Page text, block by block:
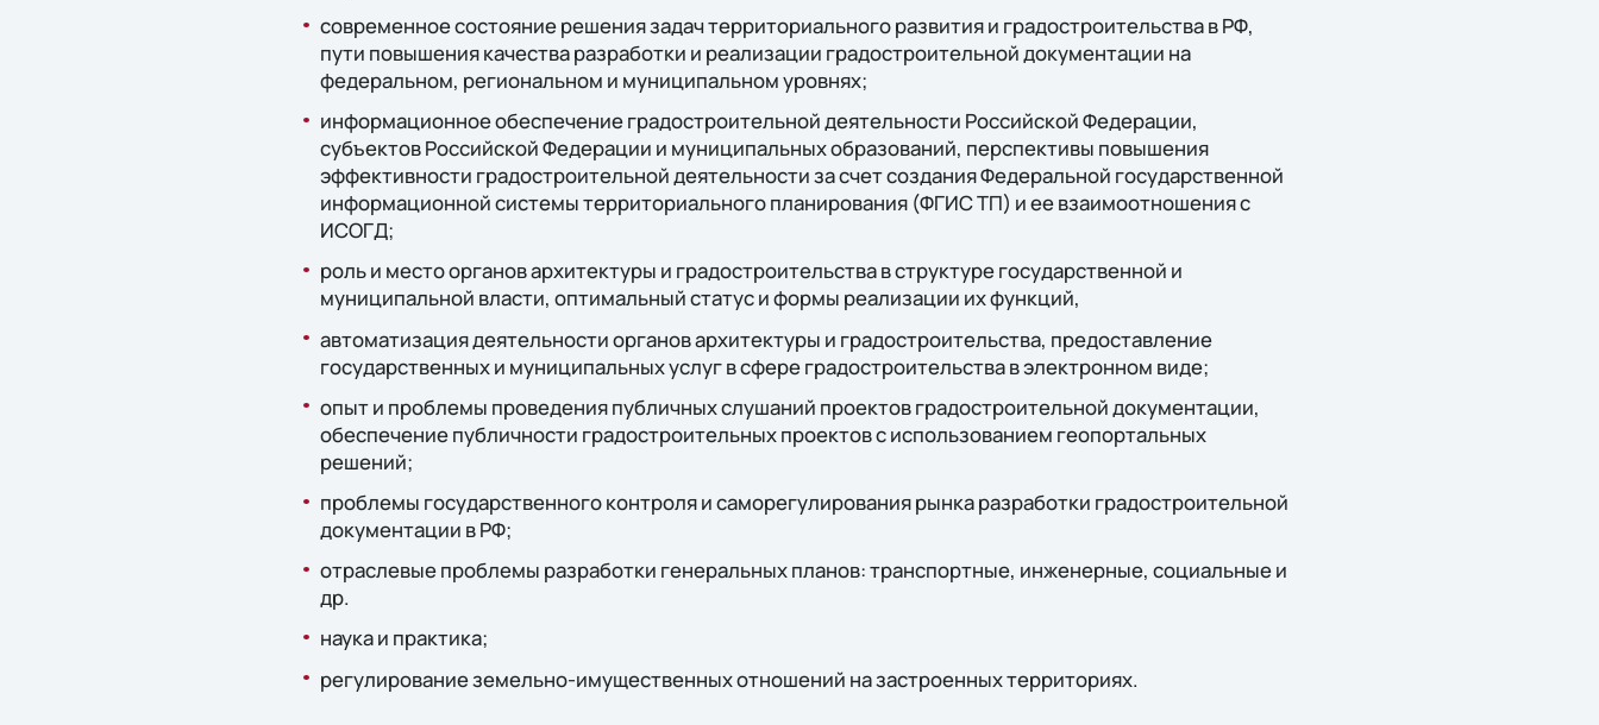
современное состояние решения задач территориального развития и градостроительства в РФ,
пути повышения качества разработки и реализации градостроительной документации на
федеральном, региональном и муниципальном уровнях;
информационное обеспечение градостроительной деятельности Российской Федерации,
субъектов Российской Федерации и муниципальных образований, перспективы повышения
эффективности градостроительной деятельности за счет создания Федеральной государственной
информационной системы территориального планирования (ФГИС ТП) и ее взаимоотношения с
ИСОГД;
роль и место органов архитектуры и градостроительства в структуре государственной и
муниципальной власти, оптимальный статус и формы реализации их функций,
автоматизация деятельности органов архитектуры и градостроительства, предоставление
государственных и муниципальных услуг в сфере градостроительства в электронном виде;
опыт и проблемы проведения публичных слушаний проектов градостроительной документации,
обеспечение публичности градостроительных проектов с использованием геопортальных
решений;
проблемы государственного контроля и саморегулирования рынка разработки градостроительной
документации в РФ;
отраслевые проблемы разработки генеральных планов: транспортные, инженерные, социальные и
др.
наука и практика;
регулирование земельно-имущественных отношений на застроенных территориях.